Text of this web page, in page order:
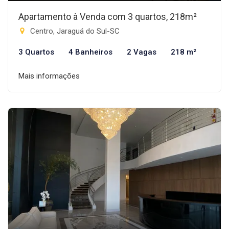
Apartamento à Venda com 3 quartos, 218m²
Centro, Jaraguá do Sul-SC
3 Quartos 4 Banheiros 2 Vagas 218 m²
Mais informações